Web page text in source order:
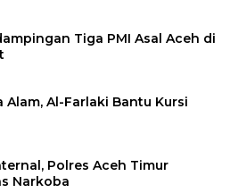
Tiga PMI Asal Aceh di
Al-Farlaki Bantu Kursi
Polres Aceh Timur
Narkoba